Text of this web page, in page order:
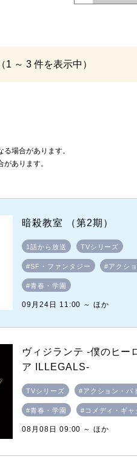
1 ～ 3 件を表示中）
場合があります。
あります。
暗殺教室 （第2期）
1話から放送 TVシリーズ
#SF・ファンタジー #アクシ
#青春・学園
09月24日 11:00 ～ ほか
ヴィジランテ -僕のヒー
ア ILLEGALS-
TVシリーズ #アクション・バ
#青春・学園 #コメディ・ギャ
08月08日 09:00 ～ ほか